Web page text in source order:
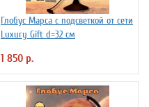
Глобус Марса с подсветкой от сети
Luxury Gift d=32 см
1 850 р.